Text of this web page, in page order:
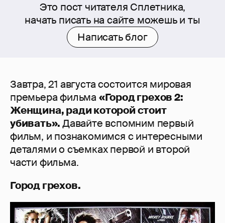
Это пост читателя Сплетника,
начать писать на сайте можешь и ты
Написать блог
Завтра, 21 августа состоится мировая
премьера фильма «Город грехов 2:
Женщина, ради которой стоит
убивать».Давайте вспомним первый
фильм, и познакомимся с интересными
деталями о съемках первой и второй
части фильма.
Город грехов.